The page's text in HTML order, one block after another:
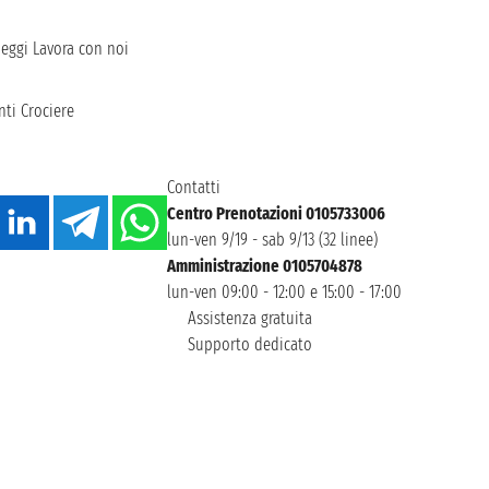
Lavora con noi
Crociere
Contatti
Centro Prenotazioni 0105733006
lun-ven 9/19 - sab 9/13 (32 linee)
Amministrazione 0105704878
lun-ven 09:00 - 12:00 e 15:00 - 17:00
Assistenza gratuita
Supporto dedicato